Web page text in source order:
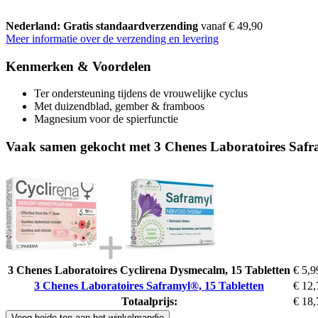
Nederland: Gratis standaardverzending vanaf € 49,90
Meer informatie over de verzending en levering
Kenmerken & Voordelen
Ter ondersteuning tijdens de vrouwelijke cyclus
Met duizendblad, gember & framboos
Magnesium voor de spierfunctie
Vaak samen gekocht met 3 Chenes Laboratoires
3 Chenes Laboratoires Cyclirena Dysmecalm, 15 Tabletten €
3 Chenes Laboratoires Saframyl®, 15 Tabletten
€
Totaalprijs:
€